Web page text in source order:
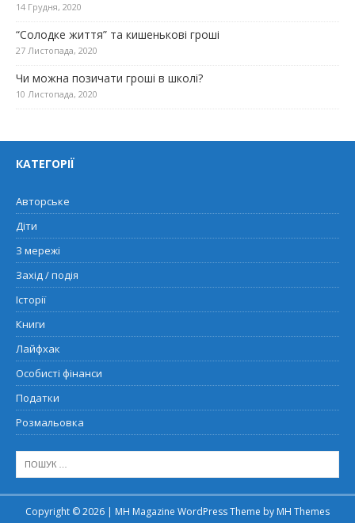
14 Грудня, 2020
“Солодке життя” та кишенькові гроші
27 Листопада, 2020
Чи можна позичати гроші в школі?
10 Листопада, 2020
КАТЕГОРІЇ
Авторське
Діти
З мережі
Захід / подія
Історії
Книги
Лайфхак
Особисті фінанси
Податки
Розмальовка
Copyright © 2026 | MH Magazine WordPress Theme by MH Themes